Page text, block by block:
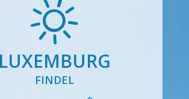
LUXEMBURG
FINDEL